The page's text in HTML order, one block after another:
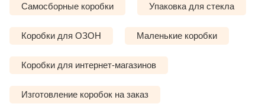
Самосборные коробки Упаковка для стекла
Коробки для ОЗОН Маленькие коробки
Коробки для интернет-магазинов
Изготовление коробок на заказ